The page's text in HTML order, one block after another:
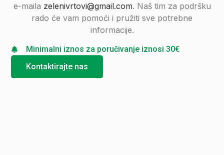
e-maila zelenivrtovi@gmail.com. Naš tim za podršku
rado će vam pomoći i pružiti sve potrebne
informacije.
Minimalni iznos za poručivanje iznosi 30€
Kontaktirajte nas